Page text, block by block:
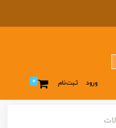
ورود ثبت‌نام 0